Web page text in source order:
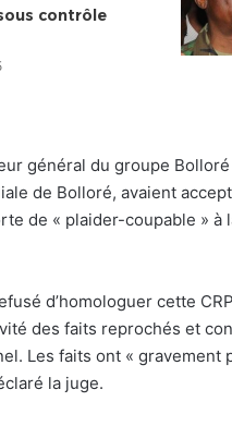
contrôle
général du groupe
de Bolloré, avaient
de « plaider-coupable » à
d’homologuer cette
des faits reprochés et
Les faits ont « gravement
la juge.